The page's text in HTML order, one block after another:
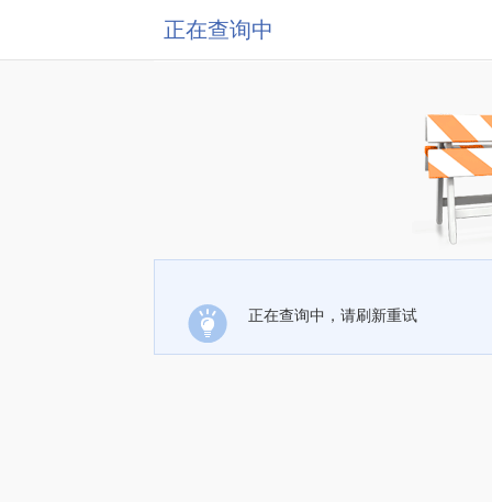
正在查询中
正在查询中，请刷新重试